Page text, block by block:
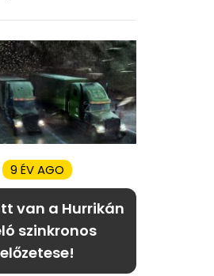
9 ÉV AGO
van a Hurrikán
szinkronos
előzetese!